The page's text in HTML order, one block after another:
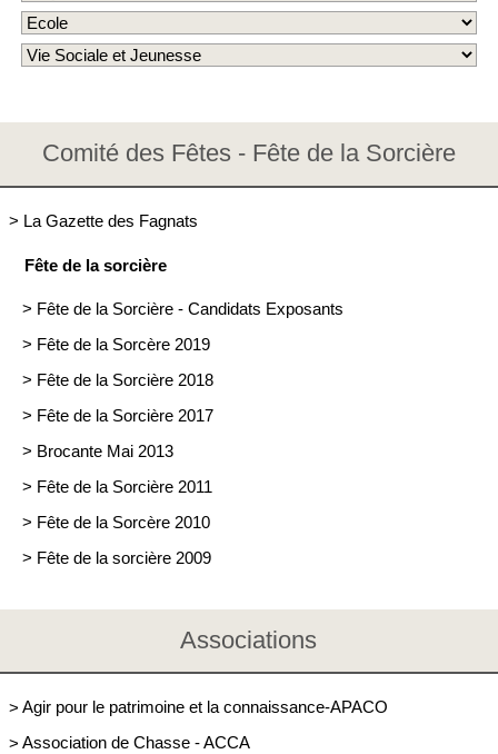
Comité des Fêtes - Fête de la Sorcière
> La Gazette des Fagnats
Fête de la sorcière
> Fête de la Sorcière - Candidats Exposants
> Fête de la Sorcère 2019
> Fête de la Sorcière 2018
> Fête de la Sorcière 2017
> Brocante Mai 2013
> Fête de la Sorcière 2011
> Fête de la Sorcère 2010
> Fête de la sorcière 2009
Associations
> Agir pour le patrimoine et la connaissance-APACO
> Association de Chasse - ACCA